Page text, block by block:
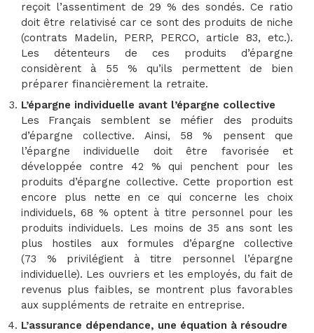
reçoit l’assentiment de 29 % des sondés. Ce ratio
doit être relativisé car ce sont des produits de niche
(contrats Madelin, PERP, PERCO, article 83, etc.).
Les détenteurs de ces produits d’épargne
considèrent à 55 % qu’ils permettent de bien
préparer financièrement la retraite.
L’épargne individuelle avant l’épargne collective
Les Français semblent se méfier des produits
d’épargne collective. Ainsi, 58 % pensent que
l’épargne individuelle doit être favorisée et
développée contre 42 % qui penchent pour les
produits d’épargne collective. Cette proportion est
encore plus nette en ce qui concerne les choix
individuels, 68 % optent à titre personnel pour les
produits individuels. Les moins de 35 ans sont les
plus hostiles aux formules d’épargne collective
(73 % privilégient à titre personnel l’épargne
individuelle). Les ouvriers et les employés, du fait de
revenus plus faibles, se montrent plus favorables
aux suppléments de retraite en entreprise.
L’assurance dépendance, une équation à résoudre